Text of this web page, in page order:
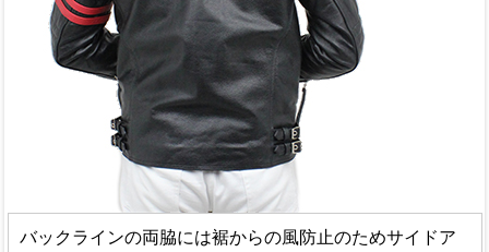
バックラインの両脇には裾からの風防止のためサイドア